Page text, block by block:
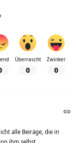
Überrascht
0
Zwinker
0
alle Beiräge, die in